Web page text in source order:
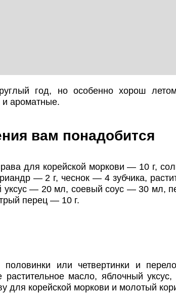
год, но особенно хорош
ароматные.
вам понадобится
для корейской моркови — 10 г,
— 2 г, чеснок — 4 зубчика,
— 20 мл, соевый соус — 30 мл,
перец — 10 г.
или четвертинки и
масло, яблочный уксус,
для корейской моркови и молотый